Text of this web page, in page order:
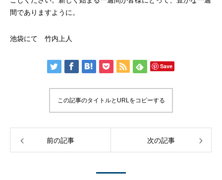
間でありますように。
池袋にて 竹内上人
Save
この記事のタイトルとURLをコピーする
前の記事 次の記事